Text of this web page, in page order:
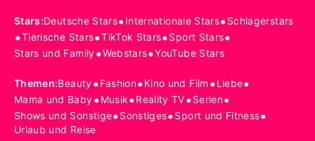
Stars:Deutsche Stars•Internationale Stars•Schlagerstars
•Tierische Stars•TikTok Stars•Sport Stars•
Stars und Family•Webstars•YouTube Stars
Themen:Beauty•Fashion•Kino und Film •Liebe•
Mama und Baby•Musik•Reality TV•Serien•
Shows und Sonstige•Sonstiges•Sport und Fitness•
Urlaub und Reise